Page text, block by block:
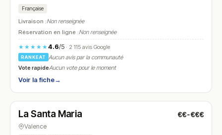
Française
Livraison :Non renseignée
Réservation en ligne :Non renseignée
★★★★★4.6/5· 2 115 avis Google
RANKEAT
Aucun avis par la communauté
Vote rapideAucun vote pour le moment
Voir la fiche→
N° 22
La Santa Maria €€-€€€
Valence